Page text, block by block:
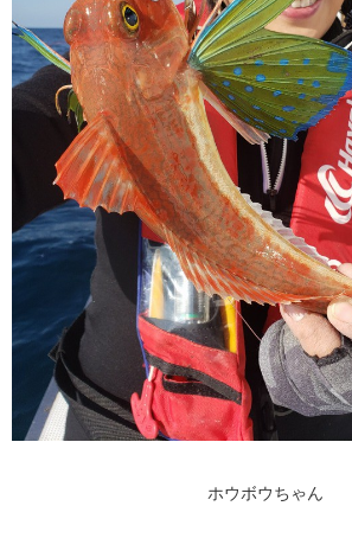
ホウボウちゃん